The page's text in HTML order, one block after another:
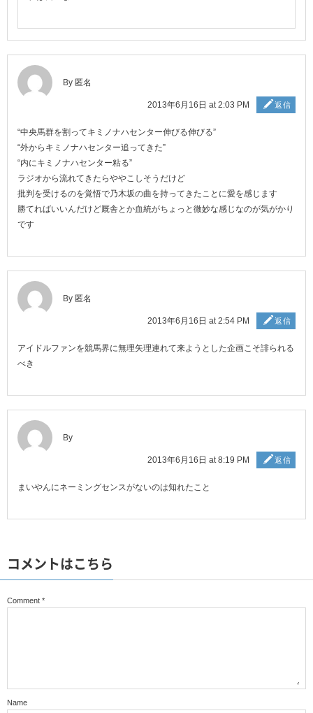
By 匿名
2013年6月16日 at 2:03 PM 返信
“中央馬群を割ってキミノナハセンター伸びる伸びる”
“外からキミノナハセンター追ってきた”
“内にキミノナハセンター粘る”
ラジオから流れてきたらややこしそうだけど
批判を受けるのを覚悟で乃木坂の曲を持ってきたことに愛を感じます
勝てればいいんだけど厩舎とか血統がちょっと微妙な感じなのが気がかり
です
By 匿名
2013年6月16日 at 2:54 PM 返信
アイドルファンを競馬界に無理矢理連れて来ようとした企画こそ誹られる
べき
By
2013年6月16日 at 8:19 PM 返信
まいやんにネーミングセンスがないのは知れたこと
コメントはこちら
Comment *
Name